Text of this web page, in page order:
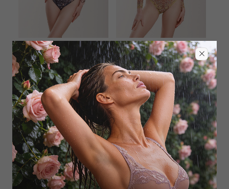
RODASOLEIL
Купальник слитный
26 000 |+ 1300
бонусов
RODASOLEIL
Купальник слитный
23 000₽ |+ 1150
бонусов